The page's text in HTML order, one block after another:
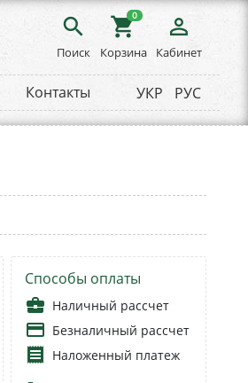
search
Поиск
shopping_cart
0
Корзина
person_outline
Кабинет
Контакты УКР РУС
Способы оплаты
business_center Наличный рассчет
payment Безналичный рассчет
receipt Наложенный платеж